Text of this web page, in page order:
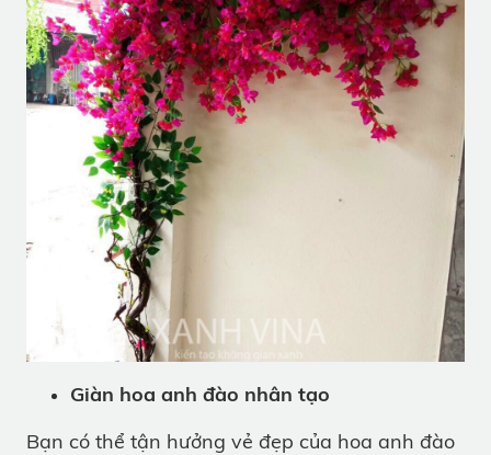
Giàn hoa anh đào nhân tạo
Bạn có thể tận hưởng vẻ đẹp của hoa anh đào